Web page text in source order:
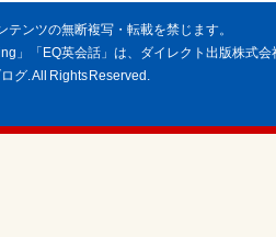
ンツの無断複写・転載を禁じます。
」「EQ英会話」は、ダイレクト出版株式
グ. All Rights Reserved.